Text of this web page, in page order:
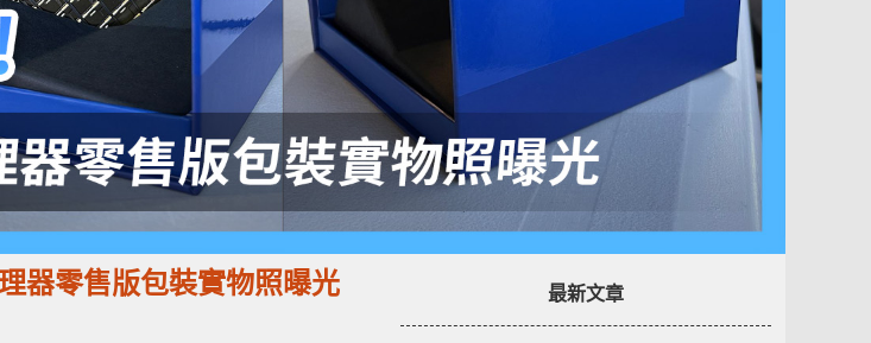
器零售版包裝實物照曝光 最新文章